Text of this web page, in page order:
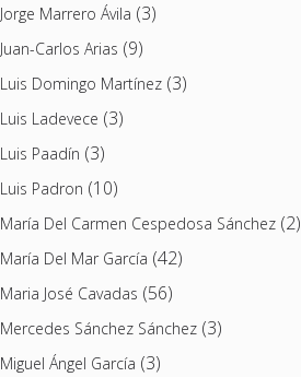
Jorge Marrero Ávila (3)
Juan-Carlos Arias (9)
Luis Domingo Martínez(3)
Luis Ladevece (3)
Luis Paadín (3)
Luis Padron (10)
María Del Carmen Cespedosa Sánchez(2)
María Del Mar García (42)
Maria José Cavadas (56)
Mercedes Sánchez Sánchez(3)
Miguel Ángel García (3)